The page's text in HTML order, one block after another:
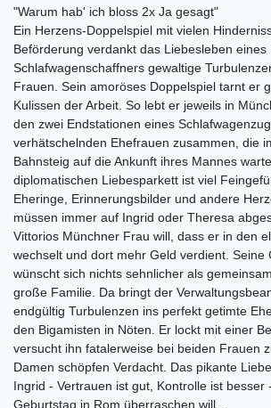
"Warum hab' ich bloss 2x Ja gesagt"
Ein Herzens-Doppelspiel mit vielen
Beförderung verdankt das Liebesleben eines
Schlafwagenschaffners gewaltige
Frauen. Sein amoröses Doppelspiel tarnt er
Kulissen der Arbeit. So lebt er jeweils in
den zwei Endstationen eines
verhätschelnden Ehefrauen zusammen, die
Bahnsteig auf die Ankunft ihres Mannes
diplomatischen Liebesparkett ist viel
Eheringe, Erinnerungsbilder und andere
müssen immer auf Ingrid oder Theresa
Vittorios Münchner Frau will, dass er in den
wechselt und dort mehr Geld verdient. Seine
wünscht sich nichts sehnlicher als
große Familie. Da bringt der
endgültig Turbulenzen ins perfekt getimte
den Bigamisten in Nöten. Er lockt mit einer
versucht ihn fatalerweise bei beiden Frauen
Damen schöpfen Verdacht. Das pikante
Ingrid - Vertrauen ist gut, Kontrolle ist besser
Geburtstag in Rom überraschen will...